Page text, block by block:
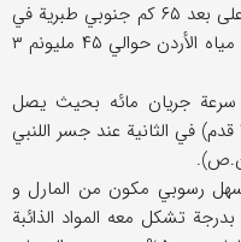
من جبال عجلون، ویصب في نهر الأردن علی بعد ۶۵ کم جنوبي طبریة في
منطقة جسر دامیة. ویضیف هذا النثر إلی میاه الأردن حوالي ۴۵ ملیونم ۳
سرعة جریان مائه بحیث یصل
متوسط سرعته إلی حوالي ۵/ ۱ متر (۵/ ۴ قدم) في الثانیة عند جسر اللنبي
رسوبي مکون من المارل و
تشکل معه المواد الذائبة